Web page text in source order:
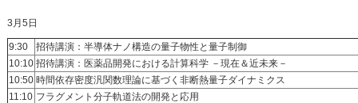
3月5日
9:30
招待講演：半導体ナノ構造の量子物性と量子制御
10:10 招待講演：医薬品開発における計算科学 －現在＆近未来－
10:50 時間依存密度汎関数理論に基づく非断熱量子ダイナミクス
11:10 フラグメント分子軌道法の開発と応用